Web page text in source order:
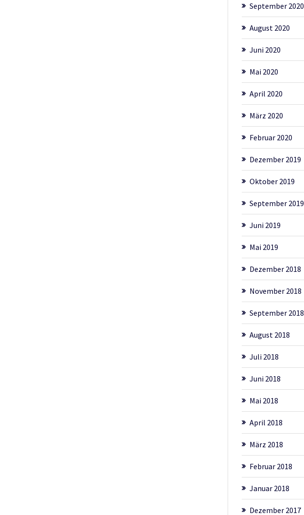
September 2020
August 2020
Juni 2020
Mai 2020
April 2020
März 2020
Februar 2020
Dezember 2019
Oktober 2019
September 2019
Juni 2019
Mai 2019
Dezember 2018
November 2018
September 2018
August 2018
Juli 2018
Juni 2018
Mai 2018
April 2018
März 2018
Februar 2018
Januar 2018
Dezember 2017